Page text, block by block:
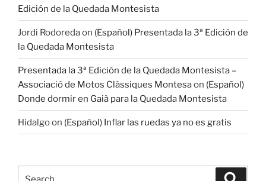
Edición de la Quedada Montesista
Jordi Rodoredaon (Español) Presentada la 3ª Edición de
la Quedada Montesista
Presentada la 3ª Edición de la Quedada Montesista –
Associació de Motos Clàssiques Montesaon (Español)
Donde dormir en Gaià para la Quedada Montesista
Hidalgoon (Español) Inflar las ruedas ya no es gratis